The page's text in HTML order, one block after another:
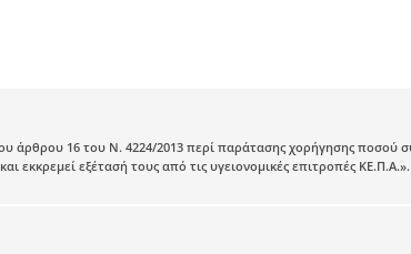
άρθρου 16 του Ν. 4224/2013 περί παράτασης χορήγησης ποσού
εκκρεμεί εξέτασή τους από τις υγειονομικές επιτροπές